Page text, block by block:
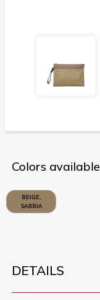
Colors available
BEIGE,
SABBIA
DETAILS